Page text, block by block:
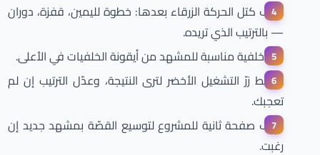
أضف كتل الحركة الزرقاء بعدها: خطوة لليمين، قفزة، دوران
— بالترتيب الذي تريده.
اختر خلفية مناسبة للمشهد من أيقونة الخلفيات في الأعلى.
اضغط زرّ التشغيل الأخضر لترى النتيجة، وعدّل الترتيب إن لم
تعجبك.
أضف صفحة ثانية للمشروع لتوسيع القصّة بمشهد جديد إن
رغبت.